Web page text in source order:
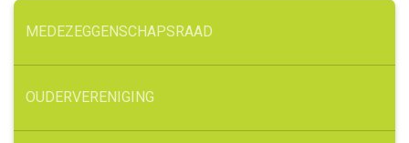
MEDEZEGGENSCHAPSRAAD
OUDERVERENIGING